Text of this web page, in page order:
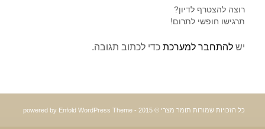
רוצה להצטרף לדיון?
תרגישו חופשי לתרום!
יש להתחבר למערכתכדי לכתוב תגובה.
כל הזכויות שמורות תומר מצרי © 2015 - powered by Enfold WordPress Theme